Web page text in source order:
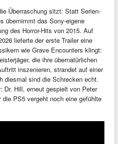
Überraschung sitzt: Statt Serien-
übernimmt das Sony-eigene
des Horror-Hits von 2015. Auf
lieferte der erste Trailer eine
wie Grave Encounters klingt:
die ihre übernatürlichen
inszenieren, strandet auf einer
diesmal sind die Schrecken echt.
Dr. Hill, erneut gespielt von Peter
PS5 vergeht noch eine gefühlte